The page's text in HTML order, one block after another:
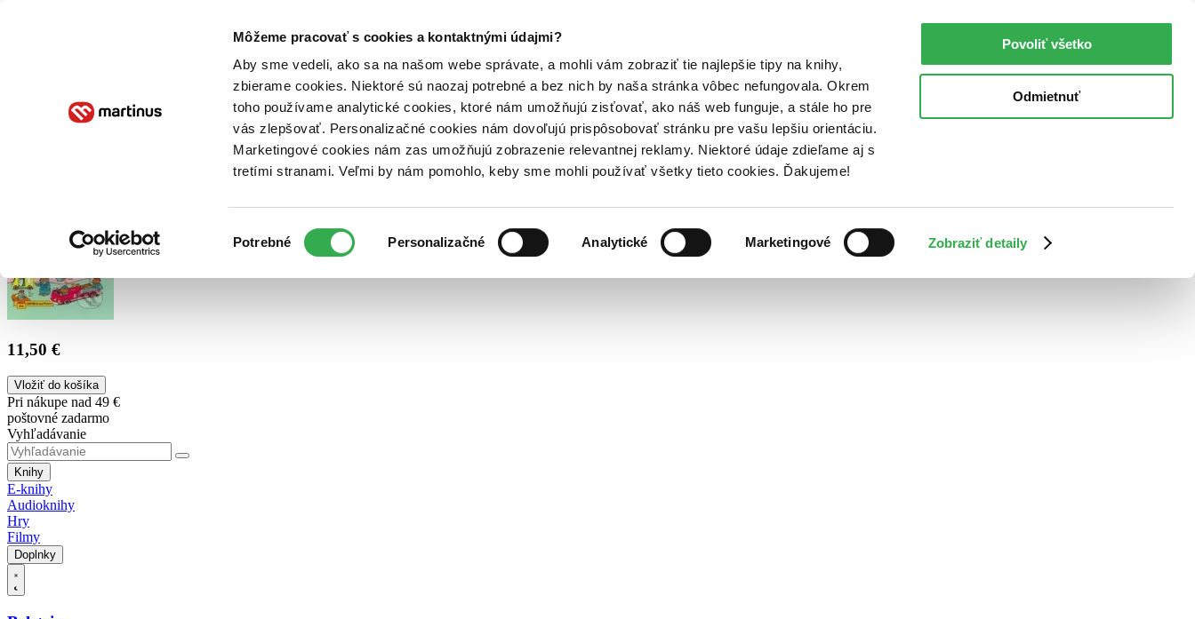
Môžeme pracovať s cookies a kontaktnými údajmi?
Aby sme vedeli, ako sa na našom webe správate, a mohli vám zobraziť tie najlepšie tipy na knihy,
zbierame cookies. Niektoré sú naozaj potrebné a bez nich by naša stránka vôbec nefungovala. Okrem
toho používame analytické cookies, ktoré nám umožňujú zisťovať, ako náš web funguje, a stále ho pre
vás zlepšovať. Personalizačné cookies nám dovoľujú prispôsobovať stránku pre vašu lepšiu orientáciu.
Marketingové cookies nám zas umožňujú zobrazenie relevantnej reklamy. Niektoré údaje zdieľame aj s
tretími stranami. Veľmi by nám pomohlo, keby sme mohli používať všetky tieto cookies. Ďakujeme!
súhlasu
Potrebné Personalizačné Analytické Marketingové Zobraziť detaily
Povoliť všetko
Odmietnuť
Poukážky Kontakt
11,50 €
Vložiť do košíka
Pri nákupe nad 49 €
poštovné zadarmo
Vyhľadávanie
Knihy
E-knihy
Audioknihy
Hry
Filmy
Doplnky